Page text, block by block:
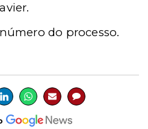
do processo.